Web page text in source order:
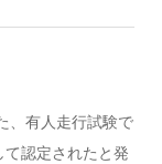
、有人走行試験で
認定されたと発